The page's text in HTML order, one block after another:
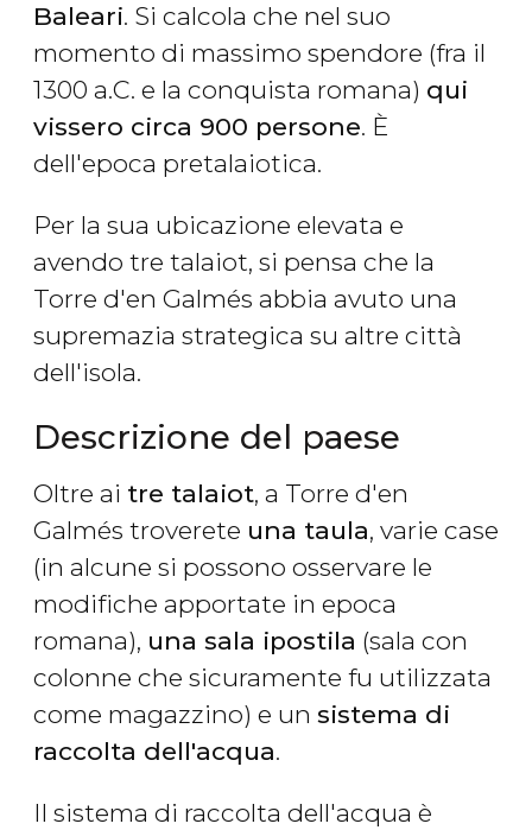
Baleari. Si calcola che nel suo
momento di massimo spendore (fra il
1300 a.C. e la conquista romana) qui
vissero circa 900 persone. È
dell'epoca pretalaiotica.
Per la sua ubicazione elevata e
avendo tre talaiot, si pensa che la
Torre d'en Galmés abbia avuto una
supremazia strategica su altre città
dell'isola.
Descrizione del paese
Oltre ai tre talaiot​, a Torre d'en
Galmés troverete una taula, varie case
(in alcune si possono osservare le
modifiche apportate in epoca
romana), una sala ipostila (sala con
colonne che sicuramente fu utilizzata
come magazzino) e un sistema di
raccolta dell'acqua.
Il sistema di raccolta dell'acqua è